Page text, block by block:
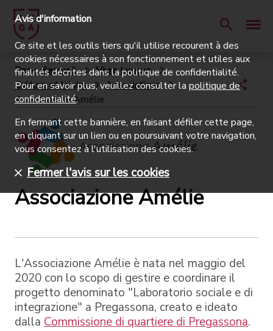
Page d'accueil
Vivre Lugano
Culture et loisirs
Associations
Associazione Amélie
Associazione Amélie
L'Associazione Amélie è nata nel maggio del
2020 con lo scopo di gestire e coordinare il
progetto denominato "Laboratorio sociale e di
integrazione" a Pregassona, creato e ideato
dalla Commissione di quartiere di Pregassona.
Avis d'information
Ce site et les outils tiers qu'il utilise recourent à des
cookies nécessaires à son fonctionnement et utiles aux
finalités décrites dans la politique de confidentialité.
Pour en savoir plus, veuillez consulter la politique de
confidentialité.
En fermant cette bannière, en faisant défiler cette page,
en cliquant sur un lien ou en poursuivant votre navigation,
vous consentez à l'utilisation des cookies.
Fermer l'avis sur les cookies